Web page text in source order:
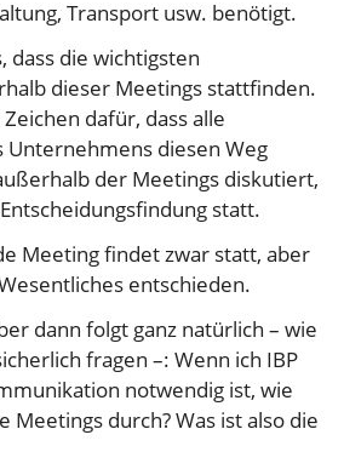
Transport usw. benötigt.
dass die wichtigsten
dieser Meetings stattfinden.
dafür, dass alle
Unternehmens diesen Weg
der Meetings diskutiert,
statt.
Meeting findet zwar statt, aber
entschieden.
dann folgt ganz natürlich – wie
fragen –: Wenn ich IBP
notwendig ist, wie
Meetings durch? Was ist also die